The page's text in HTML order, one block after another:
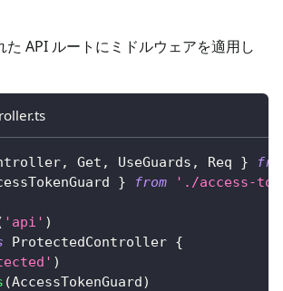
た API ルートにミドルウェアを適用し
, Get , UseGuards , Req }
} from './access-
'api' )
ProtectedController {
)
(AccessTokenGuard)